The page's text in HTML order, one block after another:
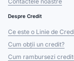
Despre Credit
Ce este o Linie de
Cum obții un credit?
Cum rambursezi